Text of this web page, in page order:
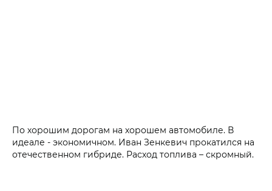
По хорошим дорогам на хорошем автомобиле. В
идеале - экономичном. Иван Зенкевич прокатился на
отечественном гибриде. Расход топлива – скромный.